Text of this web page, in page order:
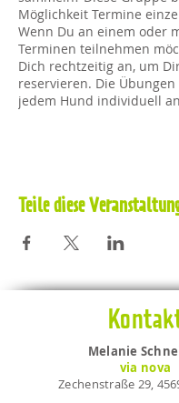
Möglichkeit Termine
Wenn Du an einem oder
Terminen teilnehmen
Dich rechtzeitig an, um
reservieren. Die
jedem Hund individuell
Vorteile der Gruppe
- Du kannst Termine
- Immer unterschiedliche
gleichen Runner!!!
Wo finden die Treffen
- Die Treffen finden an
Orten in Herten, Essen,
Recklinghausen statt.
Ausschreibung.
Teile diese
Melanie
via nova
Zechenstraße 29,